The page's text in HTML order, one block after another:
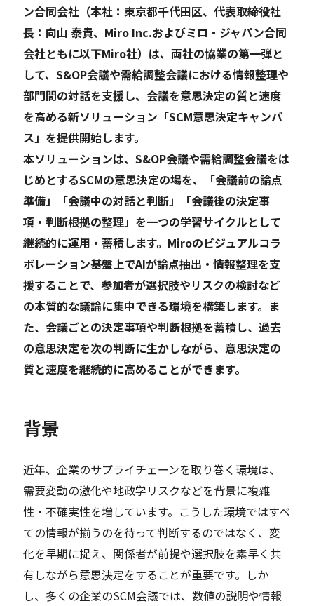
ン合同会社（本社：東京都千代田区、代表取締役社
長：向山 泰貴、Miro Inc.およびミロ・ジャパン合同
会社ともに以下Miro社）は、両社の協業の第一弾と
して、S&OP会議や需給調整会議における情報整理や
部門間の対話を支援し、会議を意思決定の質と速度
を高める新ソリューション「SCM意思決定キャンバ
ス」を提供開始します。
本ソリューションは、S&OP会議や需給調整会議をは
じめとするSCMの意思決定の場を、「会議前の論点
準備」「会議中の対話と判断」「会議後の決定事
項・判断根拠の整理」を一つの学習サイクルとして
継続的に運用・蓄積します。Miroのビジュアルコラ
ボレーション基盤上でAIが論点抽出・情報整理を支
援することで、参加者が選択肢やリスクの検討など
の本質的な議論に集中できる環境を構築します。ま
た、会議ごとの決定事項や判断根拠を蓄積し、過去
の意思決定を次の判断に生かしながら、意思決定の
質と速度を継続的に高めることができます。
背景
近年、企業のサプライチェーンを取り巻く環境は、
需要変動の激化や地政学リスクなどを背景に複雑
性・不確実性を増しています。こうした環境ではすべ
ての情報が揃うのを待って判断するのではなく、変
化を早期に捉え、関係者が前提や選択肢を素早く共
有しながら意思決定をすることが重要です。しか
し、多くの企業のSCM会議では、数値の説明や情報